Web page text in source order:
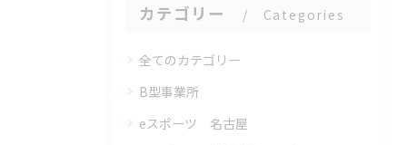
カテゴリー Categories
全てのカテゴリー
B型事業所
eスポーツ 名古屋